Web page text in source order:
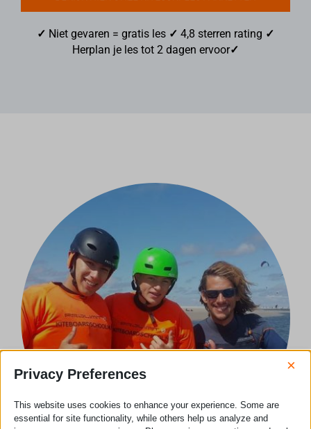
✓ Niet gevaren = gratis les ✓ 4,8 sterren rating ✓
Herplan je les tot 2 dagen ervoor✓
Privacy Preferences ×
This website uses cookies to enhance your experience. Some are
essential for site functionality, while others help us analyze and